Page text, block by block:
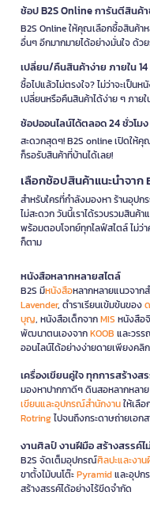
ช้อป B2S Online การันตีสินค้
B2S Online ให้คุณเลือกซื้อสินค้า
อื่นๆ อีกมากมายได้อย่างมั่นใจ ด้ว
เปลี่ยน/คืนสินค้าง่าย ภายใน 14
ซื้อไปแล้วไม่ตรงใจ? ไม่ว่าจะเป็
เปลี่ยนหรือคืนสินค้าได้ง่าย ๆ ภาย
ช้อปออนไลน์ได้ตลอด 24 ชั่วโม
สะดวกสุดๆ! B2S online เปิดให้
ก็รอรับสินค้าที่บ้านได้เลย!
เลือกช้อปสินค้าแนะนำจาก
สำหรับใครที่กำลังมองหา ร้านอุป
ไม่สะดวก วันนี้เราได้รวบรวมสินค้
พร้อมตอบโจทย์ทุกไลฟ์สไตล์ ไม่ว่
ก็ตาม
หนังสือหลากหลายสไตล์
B2S มีหนังสือหลากหลายแนวจาก
Lavender, ตำราเรียนเข้มข้นของ
บุญ, หนังสือเด็กจากMIS หนังสือ
พัฒนาตนเองจากKOOB และวร
ออนไลน์ได้อย่างง่ายดายเพียงคลิ
เครื่องเขียนคู่ใจ ทุกการสร้างส
มองหาปากกาดีๆ ดินสอหลากหลา
เขียนและอุปกรณ์สำนักงานให้เลื
Rotringไปจนถึงกระดาษถ่ายเอก
งานศิลป์ งานฝีมือ สร้างสรรค์ไ
B2S จัดเต็มอุปกรณ์ศิลปะและงา
ขาตั้งไม้บนโต๊ะPyramidและอุปก
สร้างสรรค์ได้อย่างไร้ขีดจำกัด